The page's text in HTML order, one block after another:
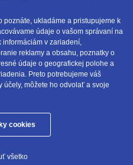
v treskúcom mraze ani pri
nočného videnia.
poznáte, ukladáme a pristupujeme k
údaje o vašom správaní na
informáciám v zariadení,
reklamy a obsahu, poznatky o
údaje o geografickej polohe a
Preto potrebujeme váš
účely, môžete ho odvolať a svoje
cookies
všetko